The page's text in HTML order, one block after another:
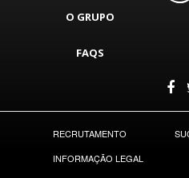
O GRUPO
FAQS
RECRUTAMENTO
INFORMAÇÃO LEGAL